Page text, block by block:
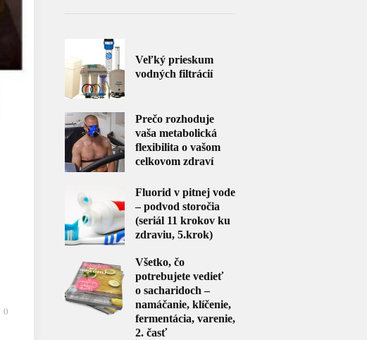
0
Veľký prieskum
vodných filtrácií
Prečo rozhoduje
vaša metabolická
flexibilita o vašom
celkovom zdraví
Fluorid v pitnej vode
– podvod storočia
(seriál 11 krokov ku
zdraviu, 5.krok)
Všetko, čo
potrebujete vedieť
o sacharidoch –
namáčanie, klíčenie,
fermentácia, varenie,
2. časť